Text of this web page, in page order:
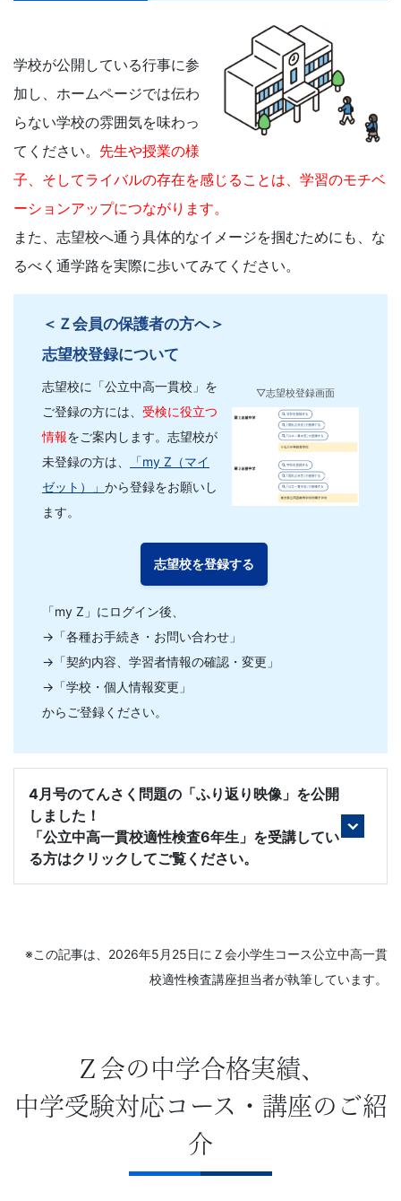
験
学
習
ナ
ビ」。
受
取
め
ノ
ウ
学校が公開している行事に参
加し、ホームページでは伝わ
らない学校の雰囲気を味わっ
てください。 先生や授業の様
子、そしてライバルの存在を感じることは、学習のモチベ
ーションアップにつながります。
また、志望校へ通う具体的なイメージを掴むためにも、な
るべく通学路を実際に歩いてみてください。
＜Ｚ会員の保護者の方へ＞
志望校登録について
▽志望校登録画面
志望校に「公立中高一貫校」を
ご登録の方には、 受検に役立つ
情報をご案内します。志望校が
未登録の方は、
「my Z（マイ
ゼット）」 から登録をお願いし
ます。
志望校を登録する
「my Z」にログイン後、
→「各種お手続き・お問い合わせ」
→「契約内容、学習者情報の確認・変更」
→「学校・個人情報変更」
からご登録ください。
4月号のてんさく問題の「ふり返り映像」を公開
しました！
「公立中高一貫校適性検査6年生」を受講してい
る方はクリックしてご覧ください。
※この記事は、2026年5月25日にＺ会小学生コース公立中高一貫
校適性検査講座担当者が執筆しています。
Ｚ会の中学合格実績、
中学受験対応コース・講座のご紹
介